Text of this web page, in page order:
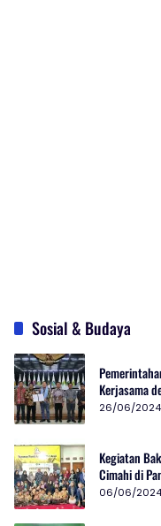
Sosial & Budaya
Kerjasama
Selatan
26/06/2024
Kegiatan
Cimahi di
06/06/2024